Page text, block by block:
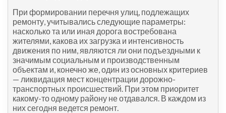
При формировании перечня улиц, подлежащих
ремонту, учитывались следующие параметры:
насколько та или иная дорога востребована
жителями, какова их загрузка и интенсивность
движения по ним, являются ли они подъездными к
значимым социальным и производственным
объектам и, конечно же, один из основных критериев
— ликвидация мест концентрации дорожно-
транспортных происшествий. При этом приоритет
какому-то одному району не отдавался. В каждом из
них сегодня ведется ремонт.